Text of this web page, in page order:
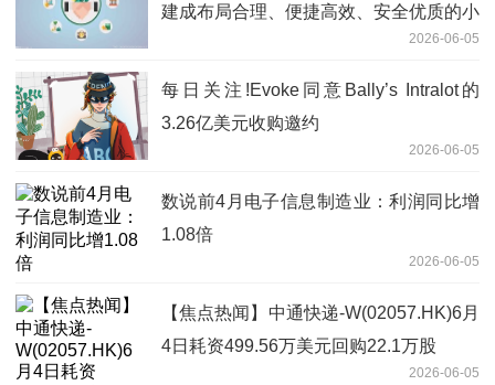
建成布局合理、便捷高效、安全优质的小
2026-06-05
每日关注!Evoke同意Bally’s Intralot的
3.26亿美元收购邀约
2026-06-05
数说前4月电子信息制造业：利润同比增
1.08倍
2026-06-05
【焦点热闻】中通快递-W(02057.HK)6月
4日耗资499.56万美元回购22.1万股
2026-06-05